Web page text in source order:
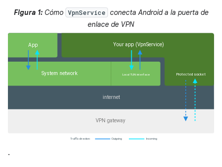
Figura 1:Cómo VpnService
conecta Android a la puerta de
enlace de VPN
.